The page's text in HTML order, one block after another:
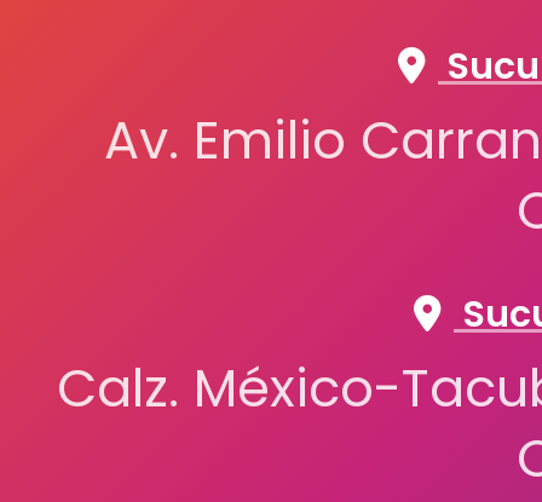
Av. Emilio
Calz. México-